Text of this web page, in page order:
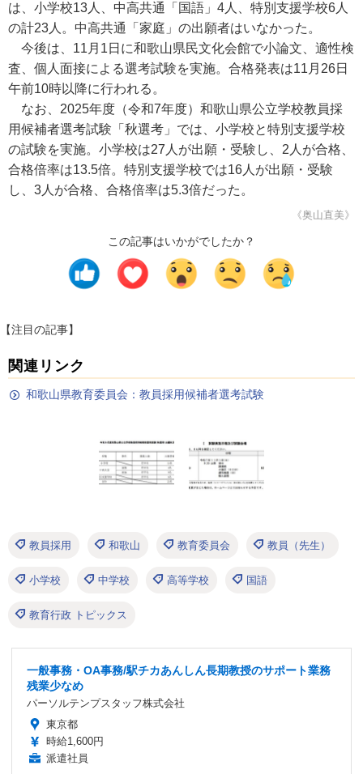
は、小学校13人、中高共通「国語」4人、特別支援学校6人
の計23人。中高共通「家庭」の出願者はいなかった。
今後は、11月1日に和歌山県民文化会館で小論文、適性検
査、個人面接による選考試験を実施。合格発表は11月26日
午前10時以降に行われる。
なお、2025年度（令和7年度）和歌山県公立学校教員採
用候補者選考試験「秋選考」では、小学校と特別支援学校
の試験を実施。小学校は27人が出願・受験し、2人が合格、
合格倍率は13.5倍。特別支援学校では16人が出願・受験
し、3人が合格、合格倍率は5.3倍だった。
《奥山直美》
この記事はいかがでしたか？
【注目の記事】
関連リンク
和歌山県教育委員会：教員採用候補者選考試験
教員採用 和歌山 教育委員会 教員（先生）
小学校 中学校 高等学校 国語
教育行政 トピックス
一般事務・OA事務/駅チカあんしん長期教授のサポート業務
残業少なめ
パーソルテンプスタッフ株式会社
東京都
時給1,600円
派遣社員